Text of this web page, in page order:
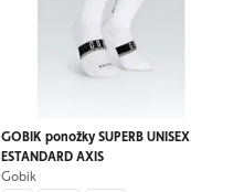
GOBIK ponožky SUPERB UNISEX
ESTANDARD AXIS
Gobik